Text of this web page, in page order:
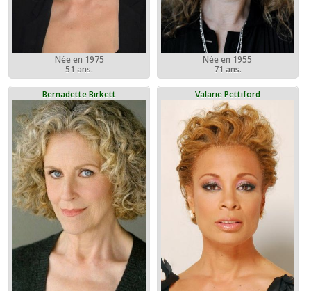
Née en 1975
51 ans.
Née en 1955
71 ans.
Bernadette Birkett Valarie Pettiford